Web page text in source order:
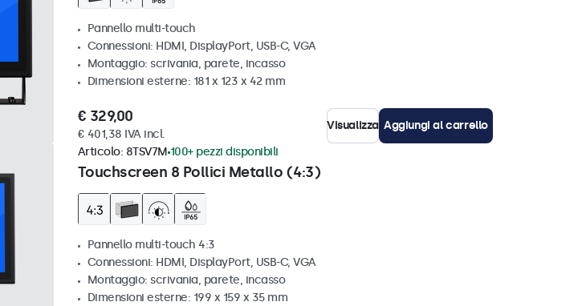
Pannello multi-touch
Connessioni: HDMI, DisplayPort, USB-C, VGA
Montaggio: scrivania, parete, incasso
Dimensioni esterne: 181 x 123 x 42 mm
€ 329,00
€ 401,38 IVA incl.
Visualizza Aggiungi al carrello
Touchscreen 8 Pollici Metallo (4:3)
Articolo: 8TSV7M 100+ pezzi disponibili
Pannello multi-touch 4:3
Connessioni: HDMI, DisplayPort, USB-C, VGA
Montaggio: scrivania, parete, incasso
Dimensioni esterne: 199 x 159 x 35 mm